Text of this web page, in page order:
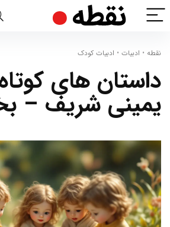
نقطه • ادبیات • ادبیات کودک
داستان های
یمینی شریف –